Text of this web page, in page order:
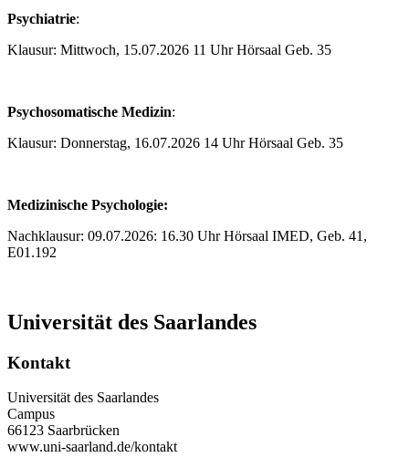
Psychiatrie:
Klausur: Mittwoch, 15.07.2026 11 Uhr Hörsaal Geb. 35
Psychosomatische Medizin:
Klausur: Donnerstag, 16.07.2026 14 Uhr Hörsaal Geb. 35
Medizinische Psychologie:
Nachklausur: 09.07.2026: 16.30 Uhr Hörsaal IMED, Geb. 41,
E01.192
Universität des Saarlandes
Kontakt
Universität des Saarlandes
Campus
66123 Saarbrücken
www.uni-saarland.de/kontakt